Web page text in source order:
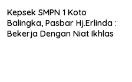
Kepsek SMPN 1 Koto
Balingka, Pasbar Hj.Erlinda :
Bekerja Dengan Niat Ikhlas